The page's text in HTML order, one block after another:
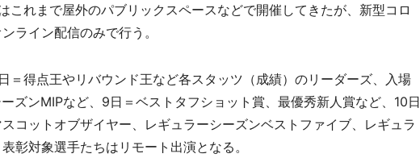
れまで屋外のパブリックスペースなどで開催してきたが、新型コロ
ライン配信のみで行う。
得点王やリバウンド王など各スタッツ（成績）のリーダーズ、入場
ズンMIPなど、9日＝ベストタフショット賞、最優秀新人賞など、10日
コットオブザイヤー、レギュラーシーズンベストファイブ、レギュラ
彰対象選手たちはリモート出演となる。